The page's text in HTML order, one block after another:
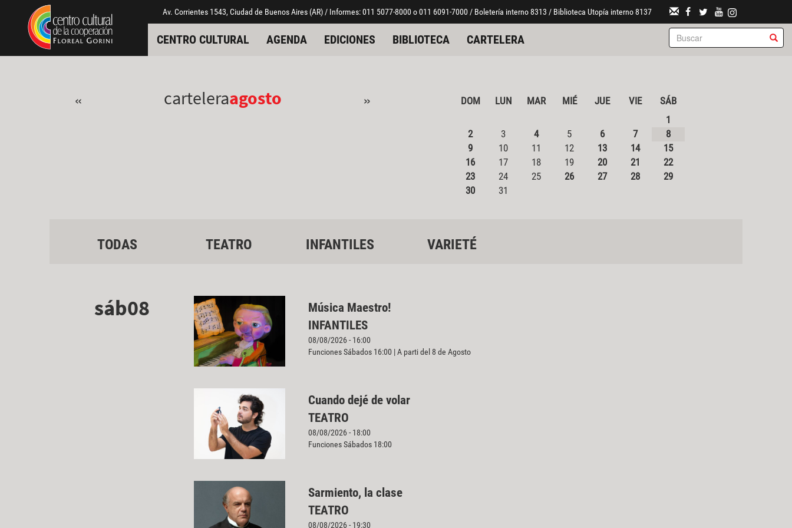
Pasar al contenido principal
Jump to main content Av. Corrientes 1543, Ciudad de Buenos Aires (AR) / Informes: 011 5077-8000 o 011 6091-7000 / Boletería interno 8313 / Biblioteca Utopía interno 8137
CENTRO CULTURAL AGENDA EDICIONES BIBLIOTECA CARTELERA
« carteleraagosto » DOM LUN MAR MIÉ JUE VIE
SÁB
1
2
3 4 5 6 7
8
9
10 11 12 13 14
15
16
17 18 19 20 21
22
23
24 25 26 27 28
29
30
31
TODAS TEATRO INFANTILES VARIETÉ
sáb08
Música Maestro!
INFANTILES
08/08/2026 - 16:00
Funciones Sábados 16:00 | A parti del 8 de Agosto
Cuando dejé de volar
TEATRO
08/08/2026 - 18:00
Funciones Sábados 18:00
Sarmiento, la clase
TEATRO
08/08/2026 - 19:30